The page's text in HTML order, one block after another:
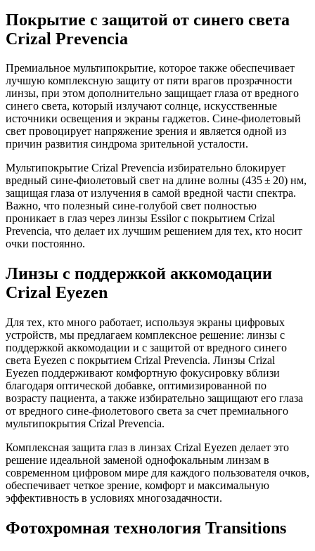
Покрытие с защитой от синего света
Crizal Prevencia
Премиальное мультипокрытие, которое также обеспечивает
лучшую комплексную защиту от пяти врагов прозрачности
линзы, при этом дополнительно защищает глаза от вредного
синего света, который излучают солнце, искусственные
источники освещения и экраны гаджетов. Сине-фиолетовый
свет провоцирует напряжение зрения и является одной из
причин развития синдрома зрительной усталости.
Мультипокрытие Crizal Prevenciа избирательно блокирует
вредный сине-фиолетовый свет на длине волны (435 ± 20) нм,
защищая глаза от излучения в самой вредной части спектра.
Важно, что полезный сине-голубой свет полностью
проникает в глаз через линзы Essilor с покрытием Crizal
Prevenciа, что делает их лучшим решением для тех, кто носит
очки постоянно.
Линзы с поддержкой аккомодации
Crizal Eyezen
Для тех, кто много работает, используя экраны цифровых
устройств, мы предлагаем комплексное решение: линзы с
поддержкой аккомодации и с защитой от вредного синего
света Eyezen с покрытием Crizal Prevencia. Линзы Crizal
Eyezen поддерживают комфортную фокусировку вблизи
благодаря оптической добавке, оптимизированной по
возрасту пациента, а также избирательно защищают его глаза
от вредного сине-фиолетового света за счет премиального
мультипокрытия Crizal Prevencia.
Комплексная защита глаз в линзах Crizal Eyezen делает это
решение идеальной заменой однофокальным линзам в
современном цифровом мире для каждого пользователя очков,
обеспечивает четкое зрение, комфорт и максимальную
эффективность в условиях многозадачности.
Фотохромная технология Transitions